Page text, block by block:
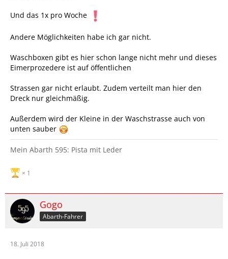
Und das 1x pro Woche
Andere Möglichkeiten habe ich gar nicht.
Waschboxen gibt es hier schon lange nicht mehr und dieses
Eimerprozedere ist auf öffentlichen
Strassen gar nicht erlaubt. Zudem verteilt man hier den
Dreck nur gleichmäßig.
Außerdem wird der Kleine in der Waschstrasse auch von
unten sauber
Mein Abarth 595: Pista mit Leder
1
Gogo
Abarth-Fahrer
18. Juli 2018